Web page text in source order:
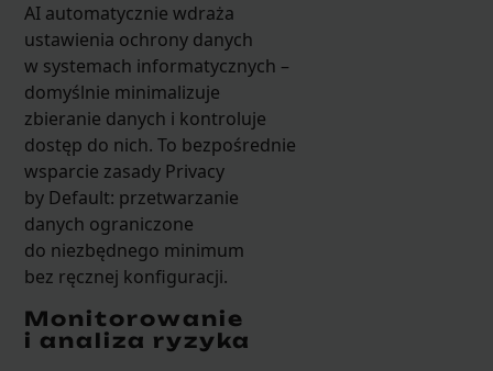
AI automatycznie wdraża
ustawienia ochrony danych
w systemach informatycznych –
domyślnie minimalizuje
zbieranie danych i kontroluje
dostęp do nich. To bezpośrednie
wsparcie zasady Privacy
by Default: przetwarzanie
danych ograniczone
do niezbędnego minimum
bez ręcznej konfiguracji.
Monitorowanie
i analiza ryzyka